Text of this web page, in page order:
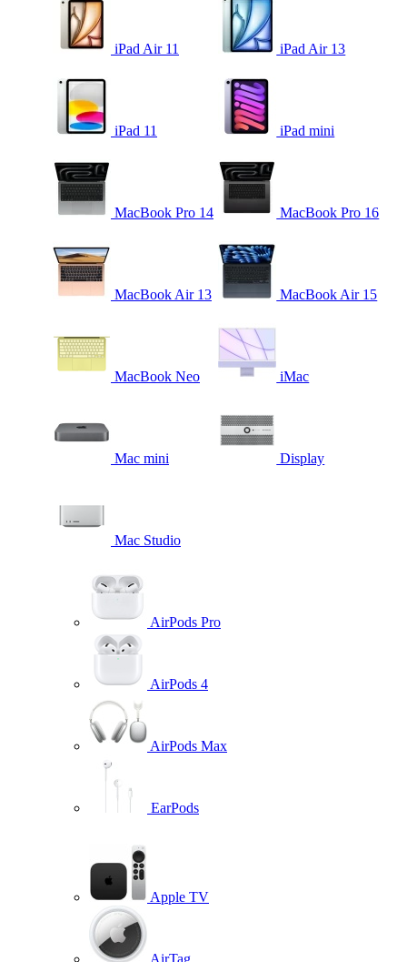
iPad Air 11 iPad Air 13
iPad 11 iPad mini
MacBook Pro 14 MacBook Pro 16
MacBook Air 13 MacBook Air 15
MacBook Neo iMac
Mac mini Display
Mac Studio
AirPods Pro
AirPods 4
AirPods Max
EarPods
Apple TV